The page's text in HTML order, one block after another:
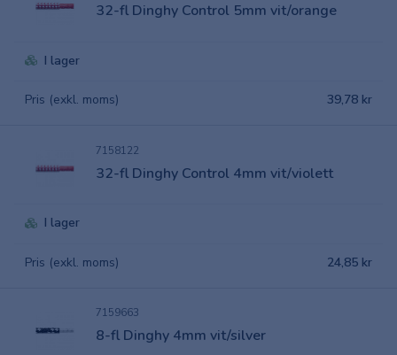
32-fl Dinghy Control 5mm vit/orange
I lager
Pris (exkl. moms) 39,78 kr
7158122
32-fl Dinghy Control 4mm vit/violett
I lager
Pris (exkl. moms) 24,85 kr
7159663
8-fl Dinghy 4mm vit/silver